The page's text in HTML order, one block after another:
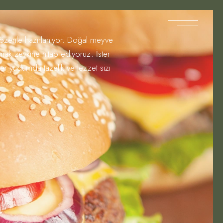
hazırlanıyor. Doğal meyve
zevkine hitap ediyoruz. İster
her yudumda tazelik ve lezzet sizi